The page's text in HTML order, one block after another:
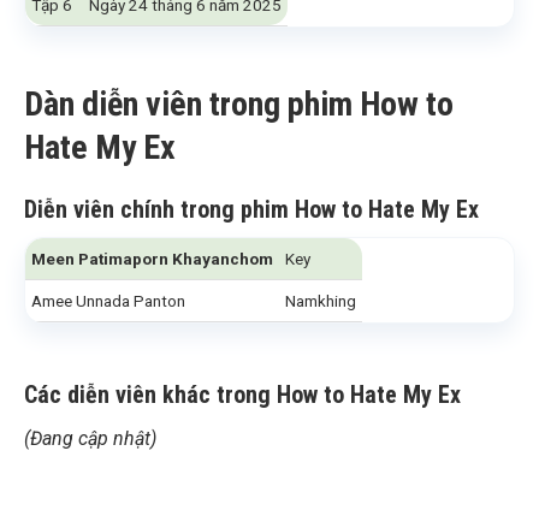
Tập 6 Ngày 24 tháng 6 năm 2025
Dàn diễn viên trong phim How to
Hate My Ex
Diễn viên chính trong phim How to Hate My Ex
Meen Patimaporn Khayanchom Key
Amee Unnada Panton Namkhing
Các diễn viên khác trong How to Hate My Ex
(Đang cập nhật)